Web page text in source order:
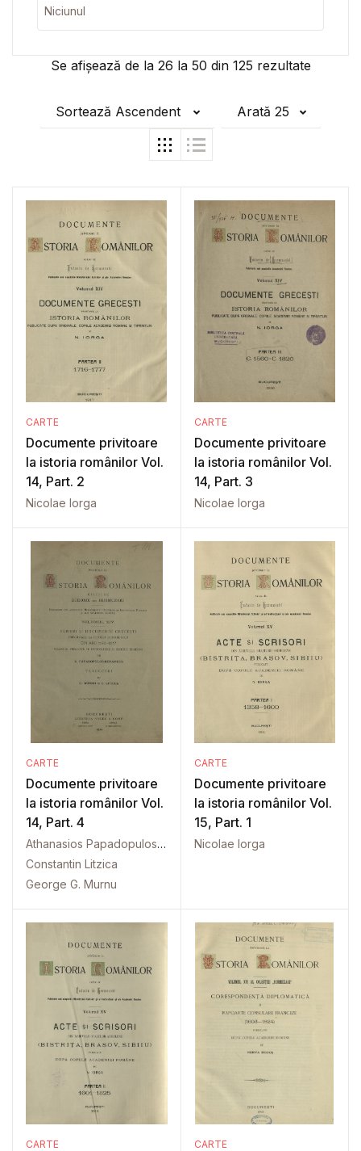
Se afișează de la 26 la 50 din 125 rezultate
Sortează Ascendent Arată 25
CARTE
Documente privitoare
la istoria românilor Vol.
14, Part. 2
Nicolae Iorga
CARTE
Documente privitoare
la istoria românilor Vol.
14, Part. 3
Nicolae Iorga
CARTE
Documente privitoare
la istoria românilor Vol.
14, Part. 4
Athanasios Papadopulos-Kerameus
Constantin Litzica
George G. Murnu
CARTE
Documente privitoare
la istoria românilor Vol.
15, Part. 1
Nicolae Iorga
CARTE CARTE